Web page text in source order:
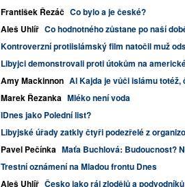
František Řezáč Co bylo a je české?
Aleš Uhlíř Co hodnotného zůstane po naší
Kontroverzní protiislámský film natočil muž
Libyjci demonstrovali proti útokům na
Amy Mackinnon Al Kajda je vůči islámu
Marek Řezanka Mléko není voda
IDnes jako Polední list?
Libyjské úřady zatkly čtyři podezřelé z
Pavel Pečínka Maťa Buchlová: Budoucnost?
Trestní oznámení na Mladou frontu Dnes
Aleš Uhlíř Česko jako ráj zlodějů a